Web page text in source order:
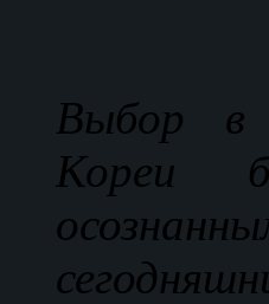
Выбор в
Кореи